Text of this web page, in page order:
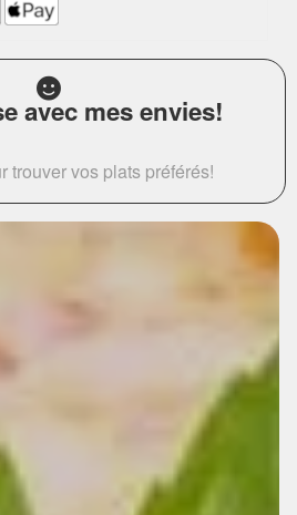
avec mes envies!
trouver vos plats préférés!